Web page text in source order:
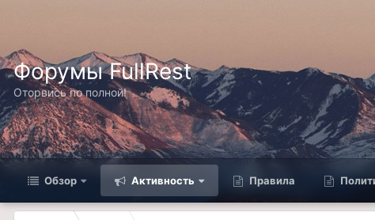
Форумы FullRest
Оторвись по полной!
Обзор Активность Правила